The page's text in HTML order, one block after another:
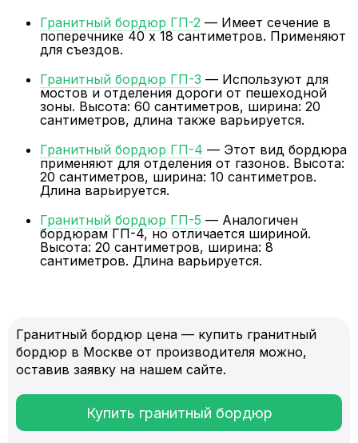
Гранитный бордюр ГП-2 — Имеет сечение в
поперечнике 40 х 18 сантиметров. Применяют
для съездов.
Гранитный бордюр ГП-3 — Используют для
мостов и отделения дороги от пешеходной
зоны. Высота: 60 сантиметров, ширина: 20
сантиметров, длина также варьируется.
Гранитный бордюр ГП-4 — Этот вид бордюра
применяют для отделения от газонов. Высота:
20 сантиметров, ширина: 10 сантиметров.
Длина варьируется.
Гранитный бордюр ГП-5 — Аналогичен
бордюрам ГП-4, но отличается шириной.
Высота: 20 сантиметров, ширина: 8
сантиметров. Длина варьируется.
Гранитный бордюр цена — купить гранитный
бордюр в Москве от производителя можно,
оставив заявку на нашем сайте.
Купить гранитный бордюр